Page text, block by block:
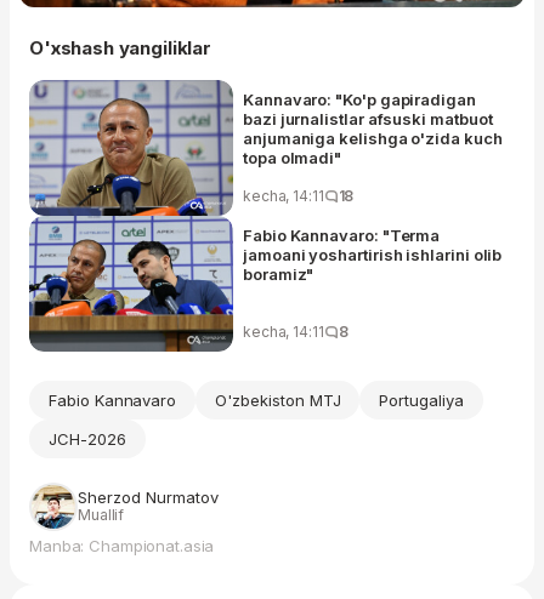
O'xshash yangiliklar
Kannavaro: "Ko'p gapiradigan
bazi jurnalistlar afsuski matbuot
anjumaniga kelishga o'zida kuch
topa olmadi"
kecha, 14:11 18
Fabio Kannavaro: "Terma
jamoani yoshartirish ishlarini olib
boramiz"
kecha, 14:11 8
Fabio Kannavaro O'zbekiston MTJ
Portugaliya
JCH-2026
Sherzod Nurmatov
Muallif
Manba: Championat.asia